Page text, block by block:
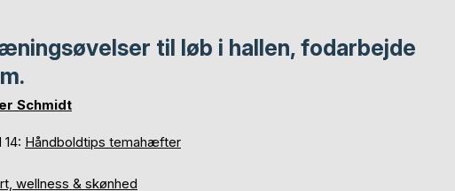
til løb i hallen, fodarbejde
Schmidt
14: Håndboldtips temahæfter
wellness & skønhed